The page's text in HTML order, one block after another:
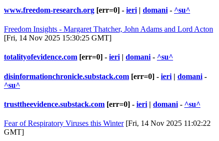
www.freedom-research.org [err=0] - ieri | domani - ^su^
Freedom Insights - Margaret Thatcher, John Adams and Lord Acton
[Fri, 14 Nov 2025 15:30:25 GMT]
totalityofevidence.com [err=0] - ieri | domani - ^su^
disinformationchronicle.substack.com [err=0] - ieri | domani -
^su^
trusttheevidence.substack.com [err=0] - ieri | domani - ^su^
Fear of Respiratory Viruses this Winter[Fri, 14 Nov 2025 11:02:22
GMT]